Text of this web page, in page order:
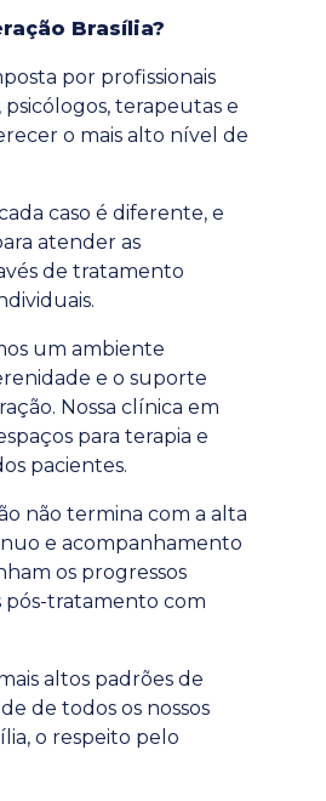
Brasília?
por profissionais
terapeutas e
o mais alto nível de
caso é diferente, e
atender as
de tratamento
um ambiente
e o suporte
Nossa clínica em
para terapia e
pacientes.
não termina com a alta
e acompanhamento
os progressos
pós-tratamento com
altos padrões de
de todos os nossos
o respeito pelo